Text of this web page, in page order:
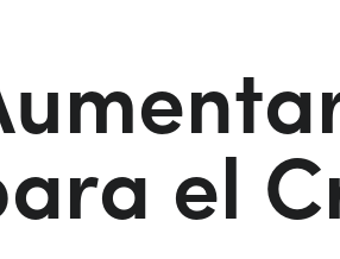
el